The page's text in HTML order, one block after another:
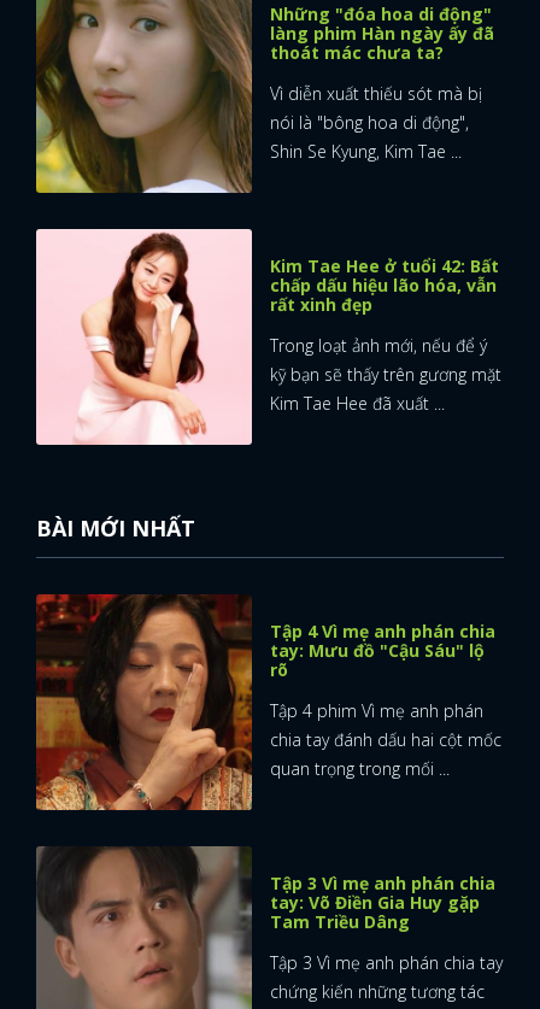
Những "đóa hoa di động"
làng phim Hàn ngày ấy đã
thoát mác chưa ta?
Vì diễn xuất thiếu sót mà bị
nói là "bông hoa di động",
Shin Se Kyung, Kim Tae ...
Kim Tae Hee ở tuổi 42: Bất
chấp dấu hiệu lão hóa, vẫn
rất xinh đẹp
Trong loạt ảnh mới, nếu để ý
kỹ bạn sẽ thấy trên gương mặt
Kim Tae Hee đã xuất ...
BÀI MỚI NHẤT
Tập 4 Vì mẹ anh phán chia
tay: Mưu đồ "Cậu Sáu" lộ
rõ
Tập 4 phim Vì mẹ anh phán
chia tay đánh dấu hai cột mốc
quan trọng trong mối ...
Tập 3 Vì mẹ anh phán chia
tay: Võ Điền Gia Huy gặp
Tam Triều Dâng
Tập 3 Vì mẹ anh phán chia tay
chứng kiến những tương tác